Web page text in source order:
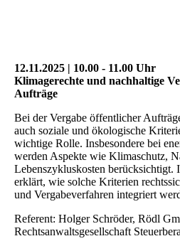
12.11.2025 | 10.00 - 11.00 Uhr
Klimagerechte und nachhaltige
Aufträge
Bei der Vergabe öffentlicher
auch soziale und ökologische
wichtige Rolle. Insbesondere bei
werden Aspekte wie Klimaschutz,
Lebenszykluskosten
erklärt, wie solche Kriterien
und Vergabeverfahren integriert
Referent: Holger Schröder, Rödl
Rechtsanwaltsgesellschaft